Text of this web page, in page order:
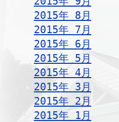
2015年 8月
2015年 7月
2015年 6月
2015年 5月
2015年 4月
2015年 3月
2015年 2月
2015年 1月